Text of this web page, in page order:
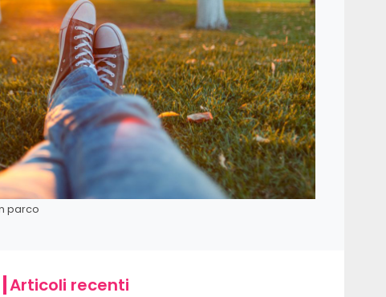
parco
Articoli recenti